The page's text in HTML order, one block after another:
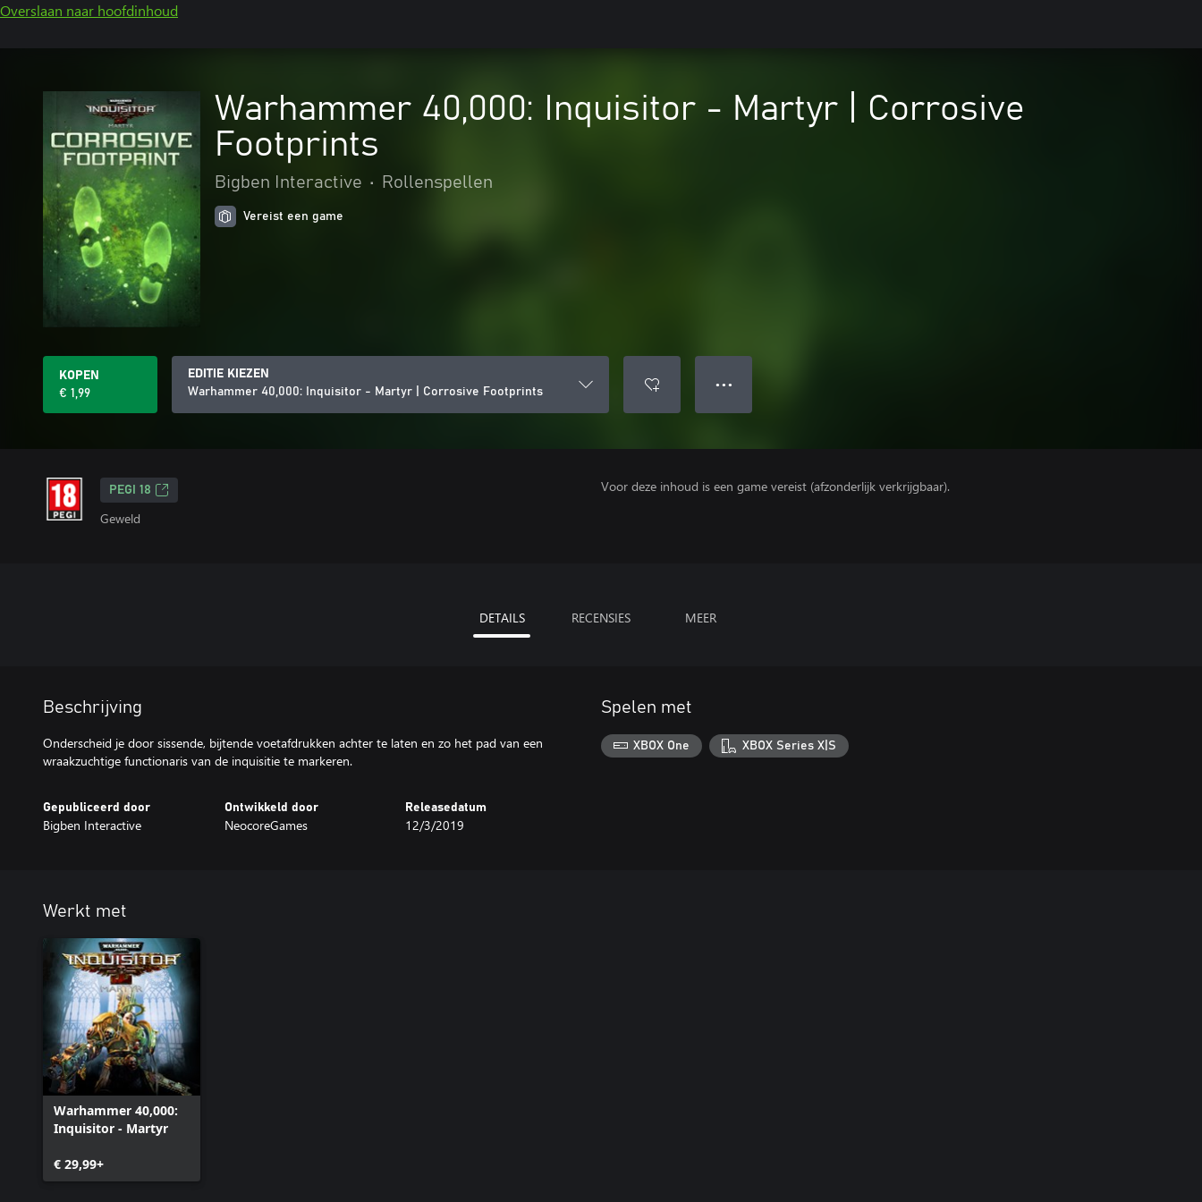
Overslaan naar hoofdinhoud
Warhammer 40,000: Inquisitor - Martyr | Corrosive
Footprints
Bigben Interactive • Rollenspellen
Vereist een game
KOPEN
€ 1,99
EDITIE KIEZEN
Warhammer 40,000: Inquisitor - Martyr | Corrosive Footprints
● ● ●
PEGI 18
Geweld
Voor deze inhoud is een game vereist (afzonderlijk verkrijgbaar).
DETAILS RECENSIES MEER
Beschrijving
Onderscheid je door sissende, bijtende voetafdrukken achter te laten en zo het pad van een
wraakzuchtige functionaris van de inquisitie te markeren.
Gepubliceerd door
Bigben Interactive
Ontwikkeld door
NeocoreGames
Releasedatum
12/3/2019
Spelen met
XBOX One XBOX Series X|S
Werkt met
Warhammer 40,000:
Inquisitor - Martyr
€ 29,99+